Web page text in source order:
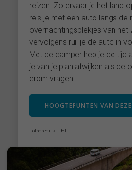
reizen. Zo ervaar je het land
reis je met een auto langs de
overnachtingsplekjes van het
vervolgens ruil je de auto in
Met de camper heb je de tijd
je van je plan afwijken als de
erom vragen.
HOOGTEPUNTEN VAN DEZE
Fotocredits: THL